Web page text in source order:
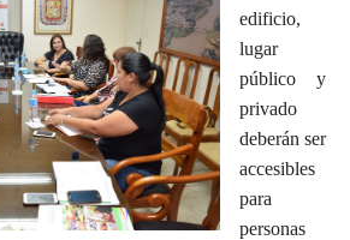
edificio,
lugar
público y
privado
deberán ser
accesibles
para
personas